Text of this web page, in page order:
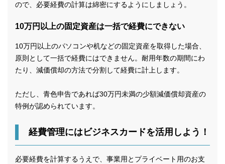
ので、必要経費の計算は綿密にするようにしましょう。
10万円以上の固定資産は一括で経費にできない
10万円以上のパソコンや机などの固定資産を取得した場合、
原則として一括で経費にはできません。耐用年数の期間にわ
たり、減価償却の方法で分割して経費に計上します。
ただし、青色申告であれば30万円未満の少額減価償却資産の
特例が認められています。
経費管理にはビジネスカードを活用しよう！
必要経費を計算するうえで、事業用とプライベート用のお支